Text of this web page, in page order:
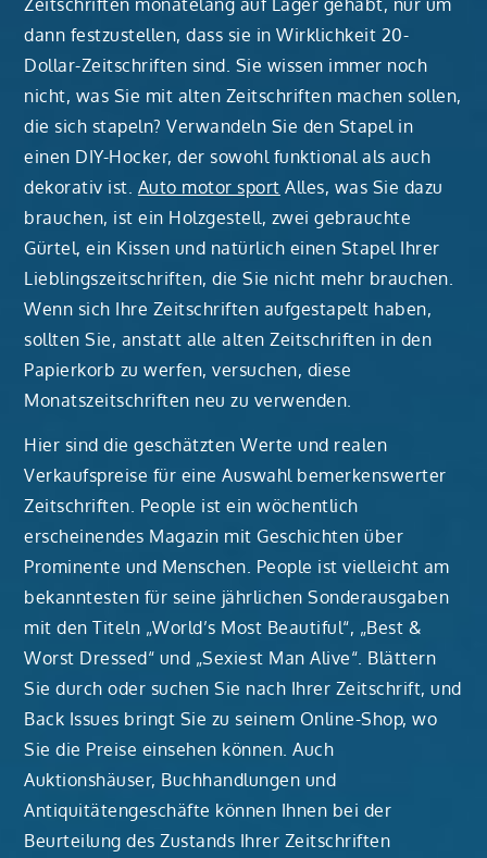
dann festzustellen, dass sie in Wirklichkeit 20-
Dollar-Zeitschriften sind. Sie wissen immer noch
nicht, was Sie mit alten Zeitschriften machen sollen,
die sich stapeln? Verwandeln Sie den Stapel in
einen DIY-Hocker, der sowohl funktional als auch
dekorativ ist. Auto motor sport Alles, was Sie dazu
brauchen, ist ein Holzgestell, zwei gebrauchte
Gürtel, ein Kissen und natürlich einen Stapel Ihrer
Lieblingszeitschriften, die Sie nicht mehr brauchen.
Wenn sich Ihre Zeitschriften aufgestapelt haben,
sollten Sie, anstatt alle alten Zeitschriften in den
Papierkorb zu werfen, versuchen, diese
Monatszeitschriften neu zu verwenden.
Hier sind die geschätzten Werte und realen
Verkaufspreise für eine Auswahl bemerkenswerter
Zeitschriften. People ist ein wöchentlich
erscheinendes Magazin mit Geschichten über
Prominente und Menschen. People ist vielleicht am
bekanntesten für seine jährlichen Sonderausgaben
mit den Titeln „World’s Most Beautiful“, „Best &
Worst Dressed“ und „Sexiest Man Alive“. Blättern
Sie durch oder suchen Sie nach Ihrer Zeitschrift, und
Back Issues bringt Sie zu seinem Online-Shop, wo
Sie die Preise einsehen können. Auch
Auktionshäuser, Buchhandlungen und
Antiquitätengeschäfte können Ihnen bei der
Beurteilung des Zustands Ihrer Zeitschriften